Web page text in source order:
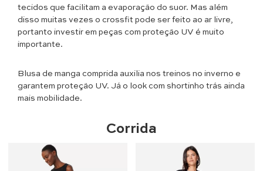
tecidos que facilitam a evaporação do suor. Mas além
disso muitas vezes o crossfit pode ser feito ao ar livre,
portanto investir em peças com proteção UV é muito
importante.
Blusa de manga comprida auxilia nos treinos no inverno e
garantem proteção UV. Já o look com shortinho trás ainda
mais mobilidade.
Corrida